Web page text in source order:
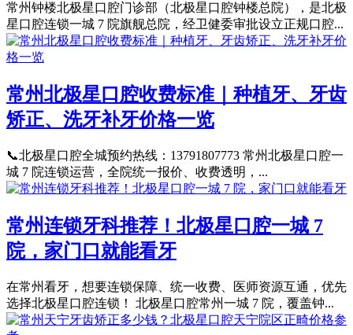
常州钟楼北极星口腔门诊部（北极星口腔钟楼总院），是北极
星口腔连锁一城 7 院旗舰总院，经卫健委审批设立正规口腔...
常州北极星口腔收费标准｜种植牙、牙齿
矫正、洗牙补牙价格一览
📞北极星口腔全城预约热线：13791807773 常州北极星口腔一
城 7 院连锁运营，全院统一报价、收费透明，...
常州连锁牙科推荐！北极星口腔一城 7
院，家门口就能看牙
在常州看牙，想要连锁保障、统一收费、医师资源互通，优先
选择北极星口腔连锁！ 北极星口腔常州一城 7 院，覆盖钟...